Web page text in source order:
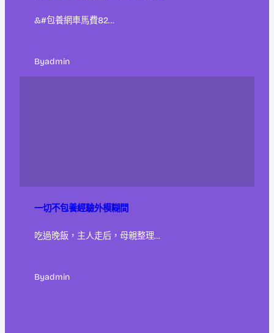
&#包養網車馬費82…
Byadmin
一切不包養經驗外模糊間
吃過晚飯，主人走后，母親整理…
Byadmin